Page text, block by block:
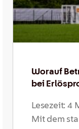
Worauf
bei
Lesezeit: 4
Mit dem